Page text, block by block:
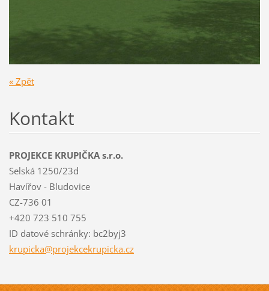
« Zpět
Kontakt
PROJEKCE KRUPIČKA s.r.o.
Selská 1250/23d
Havířov - Bludovice
CZ-736 01
+420 723 510 755
ID datové schránky: bc2byj3
krupicka@projekcekrupicka.cz